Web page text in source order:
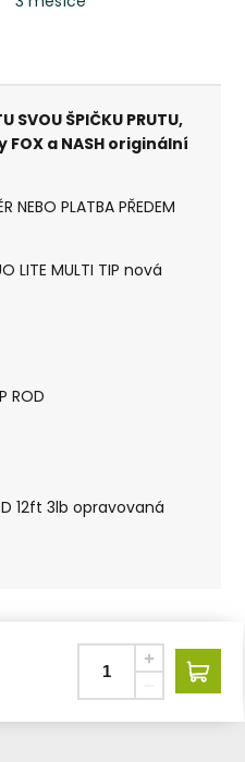
SVOU ŠPIČKU PRUTU,
FOX a NASH originální
NEBO PLATBA PŘEDEM
LITE MULTI TIP nová
ROD
12ft 3lb opravovaná